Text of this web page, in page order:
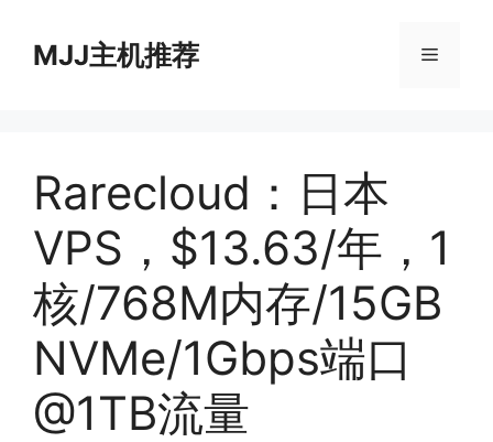
MJJ主机推荐 菜
Rarecloud：日本
VPS，$13.63/年，1
核/768M内存/15GB
NVMe/1Gbps端口
@1TB流量